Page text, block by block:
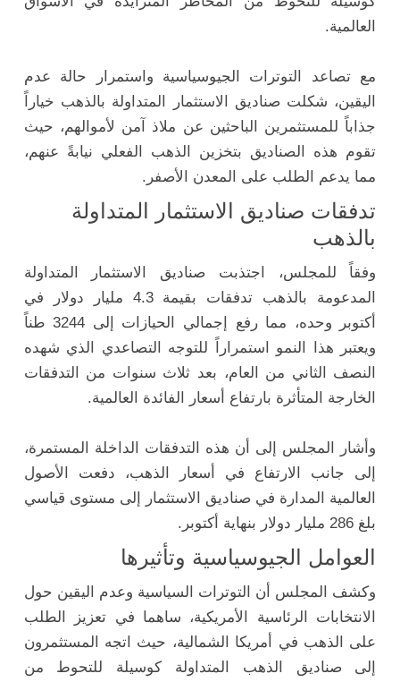
العالمية.
مع تصاعد التوترات الجيوسياسية واستمرار حالة عدم
اليقين، شكلت صناديق الاستثمار المتداولة بالذهب خياراً
جذاباً للمستثمرين الباحثين عن ملاذ آمن لأموالهم، حيث
تقوم هذه الصناديق بتخزين الذهب الفعلي نيابةً عنهم،
مما يدعم الطلب على المعدن الأصفر.
تدفقات صناديق الاستثمار المتداولة
بالذهب
وفقاً للمجلس، اجتذبت صناديق الاستثمار المتداولة
المدعومة بالذهب تدفقات بقيمة 4.3 مليار دولار في
أكتوبر وحده، مما رفع إجمالي الحيازات إلى 3244 طناً
ويعتبر هذا النمو استمراراً للتوجه التصاعدي الذي شهده
النصف الثاني من العام، بعد ثلاث سنوات من التدفقات
الخارجة المتأثرة بارتفاع أسعار الفائدة العالمية.
وأشار المجلس إلى أن هذه التدفقات الداخلة المستمرة،
إلى جانب الارتفاع في أسعار الذهب، دفعت الأصول
العالمية المدارة في صناديق الاستثمار إلى مستوى قياسي
بلغ 286 مليار دولار بنهاية أكتوبر.
العوامل الجيوسياسية وتأثيرها
وكشف المجلس أن التوترات السياسية وعدم اليقين حول
الانتخابات الرئاسية الأمريكية، ساهما في تعزيز الطلب
على الذهب في أمريكا الشمالية، حيث اتجه المستثمرون
إلى صناديق الذهب المتداولة كوسيلة للتحوط من